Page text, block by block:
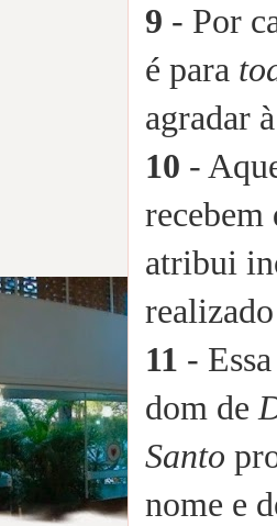
9 - Por
é para
agradar à
10 -
recebem
atribui
11 -
dom de
Santo
nome e